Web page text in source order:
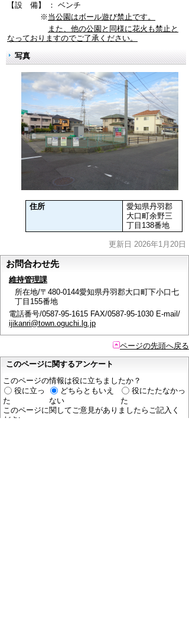
【設 備】 ： ベンチ
※ 当公園はボール遊び禁止です。
また、他の公園と同様に花火も禁止と
なっておりますのでご了承ください。
写真
住所
愛知県丹羽郡
大口町余野三
丁目138番地
更新日 2026年1月20日
お問合わせ先
維持管理課
所在地/〒480-0144愛知県丹羽郡大口町下小口七
丁目155番地
電話番号/0587-95-1615 FAX/0587-95-1030 E-mail/
ijikanri@town.oguchi.lg.jp
ページの先頭へ戻る
このページに関するアンケート
このページの情報は役に立ちましたか？
役に立っ
た
どちらともいえ
ない
役にたたなかっ
た
このページに関してご意見がありましたらご記入く
ださい。